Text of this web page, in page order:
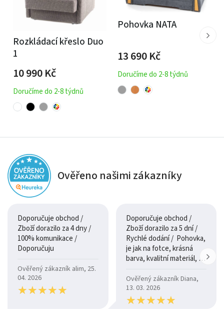
Rozkládací křeslo Duo
1
10 990Kč
Doručíme do 2-8 týdnů
Pohovka NATA
13 690Kč
Doručíme do 2-8 týdnů
Ověřeno našimi zákazníky
Doporučuje obchod /
Zboží dorazilo za 4 dny /
100% komunikace /
Doporučuju
Ověřený zákazník alim, 25.
04. 2026
★★★★★
★★★★★
Doporučuje obchod /
Zboží dorazilo za 5 dní /
Rychlé dodání / Pohovka,
je jak na fotce, krásná
barva, kvalitní materiál, a
Ověřený zákazník Diana,
13. 03. 2026
★★★★★
★★★★★